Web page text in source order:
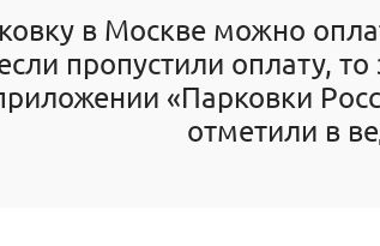
в Москве можно
пропустили оплату,
«Парковки
отметили в